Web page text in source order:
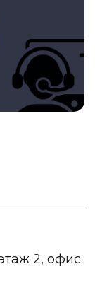
2, офис